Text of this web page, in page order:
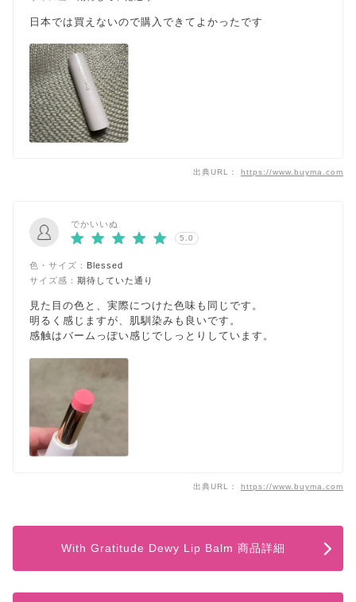
日本では買えないので購入できてよかったです
出典URL： https://www.buyma.com
でかいいぬ
5.0
色・サイズ：
Blessed
サイズ感： 期待していた通り
見た目の色と、実際につけた色味も同じです。
明るく感じますが、肌馴染みも良いです。
感触はバームっぽい感じでしっとりしています。
出典URL： https://www.buyma.com
With Gratitude Dewy Lip Balm 商品詳細